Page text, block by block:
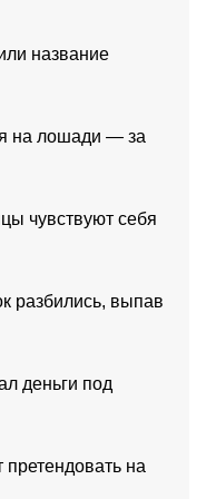
название
на лошади — за
чувствуют себя
разбились, выпав
деньги под
претендовать на